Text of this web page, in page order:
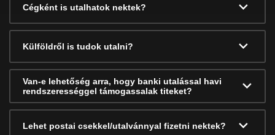
Cégként is utalhatok nektek?
Külföldről is tudok utalni?
Van-e lehetőség arra, hogy banki utalással havi
rendszerességgel támogassalak titeket?
Lehet postai csekkel/utalvánnyal fizetni nektek?